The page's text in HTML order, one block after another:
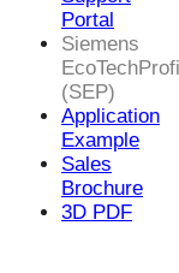
Portal
Siemens
(SEP)
Application
Example
Sales
Brochure
3D PDF